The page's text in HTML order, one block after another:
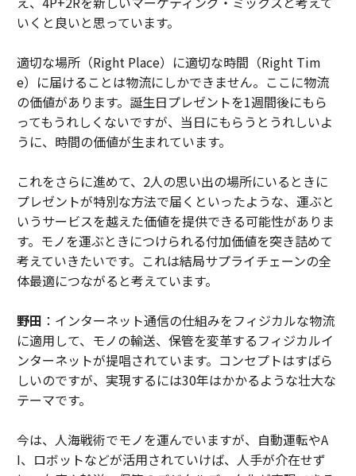
いくと良いと思っています。
適切な場所（Right Place）に適切な時間（Right Tim
e）に届けることは物流にしかできません。ここに物流
の価値があります。誕生日プレゼントを1週間後にもら
ってもうれしくないですが、当日にもらうとうれしいよ
うに、時間の価値が生まれています。
これをさらに進めて、2人の思い出の場所にいるときに
プレゼントが特別な方法で届くといったような、運ぶと
いうサービスを越えた価値を提供できる可能性がありま
す。モノを運ぶときにつけられる付加価値を突き詰めて
考えていきたいです。これは結局サプライチェーンの全
体最適につながると考えています。
野田 ：インターネット通信の仕組みをフィジカルな物流
に適用して、モノの輸送、保管を変革するフィジカルイ
ンターネットが提唱されています。コンセプトはすばら
しいのですが、実現するには30年はかかるような壮大な
テーマです。
今は、人海戦術でモノを運んでいますが、自動運転やA
I、ロボットなどが活用されていけば、人手が介在せず